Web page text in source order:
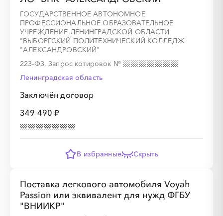
ГОСУДАРСТВЕННОЕ АВТОНОМНОЕ
ПРОФЕССИОНАЛЬНОЕ ОБРАЗОВАТЕЛЬНОЕ
УЧРЕЖДЕНИЕ ЛЕНИНГРАДСКОЙ ОБЛАСТИ
"ВЫБОРГСКИЙ ПОЛИТЕХНИЧЕСКИЙ КОЛЛЕДЖ
"АЛЕКСАНДРОВСКИЙ"
223-ФЗ, Запрос котировок №
Ленинградская область
Заключён договор
349 490 ₽
В избранные Скрыть
Поставка легкового автомобиля Voyah
Passion или эквивалент для нужд ФГБУ
"ВНИИКР"